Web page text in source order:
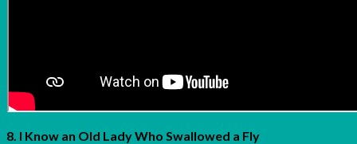
8. I Know an Old Lady Who Swallowed a Fly